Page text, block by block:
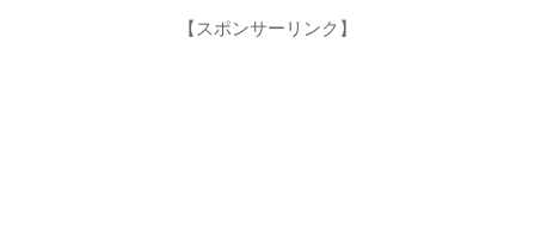
【スポンサーリンク】